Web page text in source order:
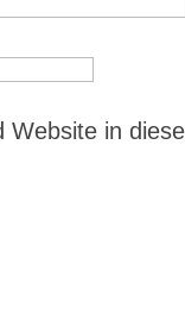
Website in